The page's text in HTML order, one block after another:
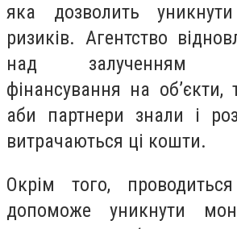
яка дозволить
ризиків. Агентство
над залученням
фінансування на обʼєкти,
аби партнери знали і
витрачаються ці кошти.
Окрім того,
допоможе уникнути